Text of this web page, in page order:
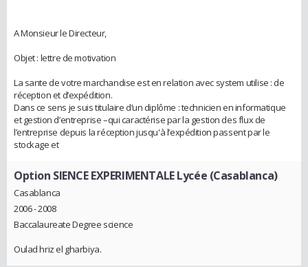
A Monsieur le Directeur,
Objet : lettre de motivation
La sante de votre marchandise est en relation avec system utilise : de
réception et d’expédition.
Dans ce sens je suis titulaire d’un diplôme : technicien en informatique
et gestion d’entreprise –qui caractérise par la gestion des flux de
l’entreprise depuis la réception jusqu'à l’expédition passent par le
stockage et
Option SIENCE EXPERIMENTALE Lycée (Casablanca)
Casablanca
2006 - 2008
Baccalaureate Degree science
Oulad hriz el gharbiya.